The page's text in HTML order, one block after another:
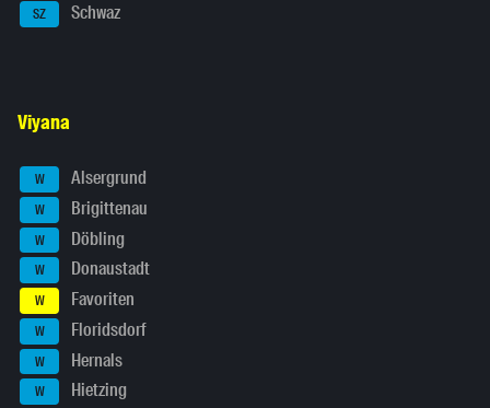
SZ Schwaz
Viyana
W Alsergrund
W Brigittenau
W Döbling
W Donaustadt
W Favoriten
W Floridsdorf
W Hernals
W Hietzing